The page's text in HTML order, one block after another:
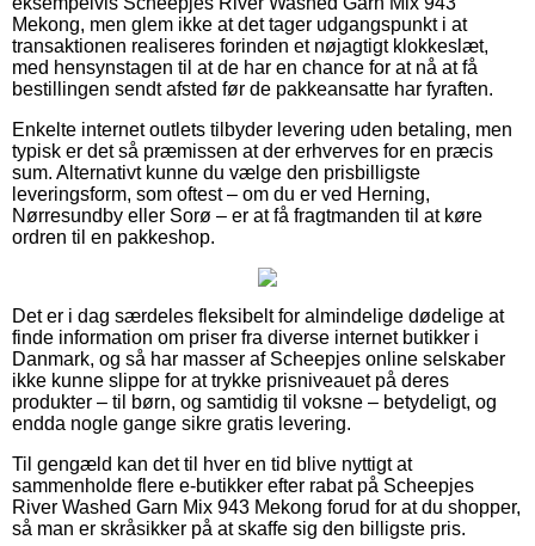
Mekong, men glem ikke at det tager udgangspunkt i at
transaktionen realiseres forinden et nøjagtigt klokkeslæt,
med hensynstagen til at de har en chance for at nå at få
bestillingen sendt afsted før de pakkeansatte har fyraften.
Enkelte internet outlets tilbyder levering uden betaling, men
typisk er det så præmissen at der erhverves for en præcis
sum. Alternativt kunne du vælge den prisbilligste
leveringsform, som oftest – om du er ved Herning,
Nørresundby eller Sorø – er at få fragtmanden til at køre
ordren til en pakkeshop.
Det er i dag særdeles fleksibelt for almindelige dødelige at
finde information om priser fra diverse internet butikker i
Danmark, og så har masser af Scheepjes online selskaber
ikke kunne slippe for at trykke prisniveauet på deres
produkter – til børn, og samtidig til voksne – betydeligt, og
endda nogle gange sikre gratis levering.
Til gengæld kan det til hver en tid blive nyttigt at
sammenholde flere e-butikker efter rabat på Scheepjes
River Washed Garn Mix 943 Mekong forud for at du shopper,
så man er skråsikker på at skaffe sig den billigste pris.